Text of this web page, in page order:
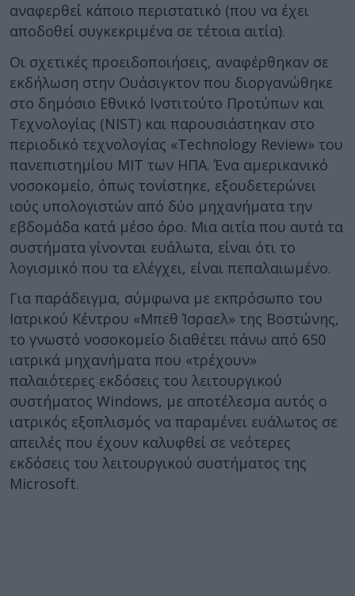
αναφερθεί κάποιο περιστατικό (που να έχει
αποδοθεί συγκεκριμένα σε τέτοια αιτία).
Οι σχετικές προειδοποιήσεις, αναφέρθηκαν σε
εκδήλωση στην Ουάσιγκτον που διοργανώθηκε
στο δημόσιο Εθνικό Ινστιτούτο Προτύπων και
Τεχνολογίας (NIST) και παρουσιάστηκαν στο
περιοδικό τεχνολογίας «Technology Review» του
πανεπιστημίου ΜΙΤ των ΗΠΑ. Ένα αμερικανικό
νοσοκομείο, όπως τονίστηκε, εξουδετερώνει
ιούς υπολογιστών από δύο μηχανήματα την
εβδομάδα κατά μέσο όρο. Μια αιτία που αυτά τα
συστήματα γίνονται ευάλωτα, είναι ότι το
λογισμικό που τα ελέγχει, είναι πεπαλαιωμένο.
Για παράδειγμα, σύμφωνα με εκπρόσωπο του
Ιατρικού Κέντρου «Μπεθ Ίσραελ» της Βοστώνης,
το γνωστό νοσοκομείο διαθέτει πάνω από 650
ιατρικά μηχανήματα που «τρέχουν»
παλαιότερες εκδόσεις του λειτουργικού
συστήματος Windows, με αποτέλεσμα αυτός ο
ιατρικός εξοπλισμός να παραμένει ευάλωτος σε
απειλές που έχουν καλυφθεί σε νεότερες
εκδόσεις του λειτουργικού συστήματος της
Microsoft.